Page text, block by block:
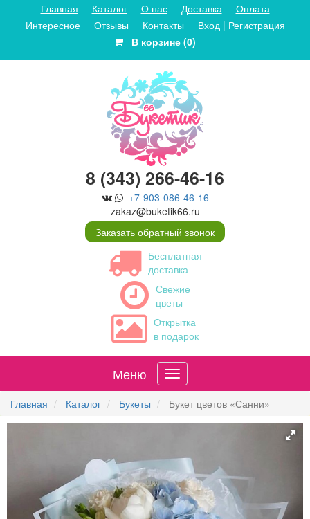
Главная Каталог О нас Доставка
Оплата
Интересное
Отзывы Контакты
Вход | Регистрация
В корзине (0)
8 (343) 266-46-16
+7-903-086-46-16
zakaz@buketik66.ru
Заказать обратный звонок
Бесплатная
доставка
Свежие
цветы
Открытка
в подарок
Меню
Главная Каталог Букеты Букет цветов «Санни»